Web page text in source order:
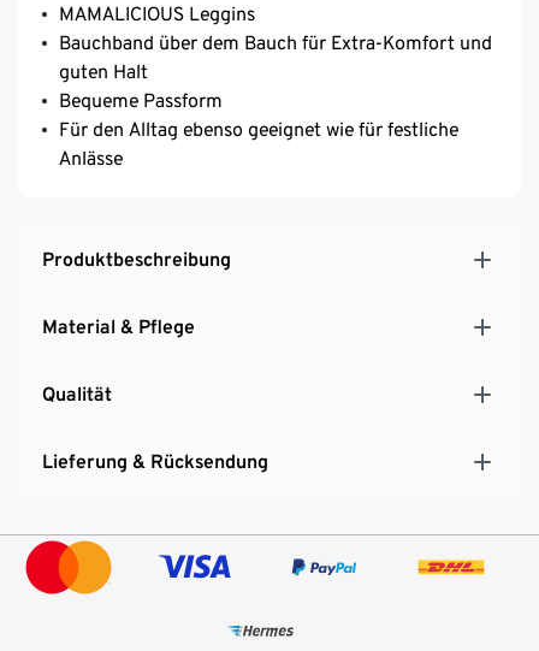
MAMALICIOUS Leggins
Bauchband über dem Bauch für Extra-Komfort und
guten Halt
Bequeme Passform
Für den Alltag ebenso geeignet wie für festliche
Anlässe
Produktbeschreibung
Material & Pflege
Qualität
Lieferung & Rücksendung